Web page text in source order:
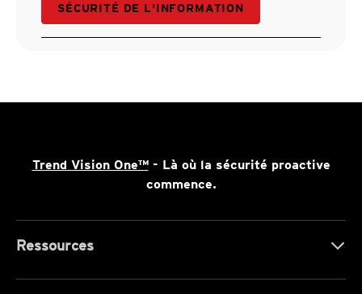
SÉCURITÉ DE L'INFORMATION
Trend Vision One™- Là où la sécurité proactive
commence.
Ressources